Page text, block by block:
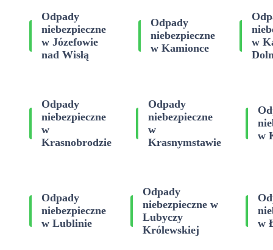
Odpady
niebezpieczne
w Józefowie
nad Wisłą
Odpady
niebezpieczne
w Kamionce
w
Odpady
niebezpieczne
w
Krasnobrodzie
Odpady
niebezpieczne
w
Krasnymstawie
w
Odpady
niebezpieczne
w Lublinie
Odpady
niebezpieczne w
Lubyczy
Królewskiej
w